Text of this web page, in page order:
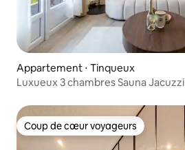
Appartement ⋅ Tinqueux
Luxueux 3 chambres Sauna Jacuzzi
Coup de cœur voyageurs
Coup de cœur voyageurs